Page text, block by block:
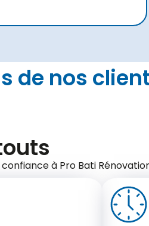
de nos
à Pro Bati